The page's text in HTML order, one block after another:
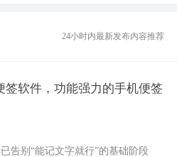
24小时内最新发布内容推荐
签软件，功能强力的手机便签
告别“能记文字就行”的基础阶段